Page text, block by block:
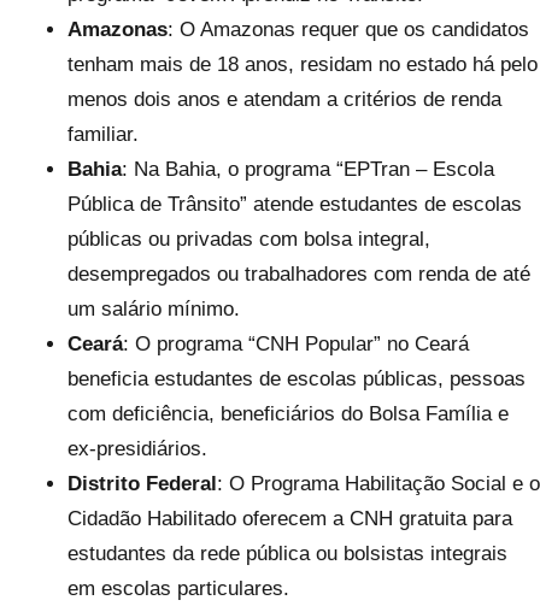
Amazonas: O Amazonas requer que os candidatos
tenham mais de 18 anos, residam no estado há pelo
menos dois anos e atendam a critérios de renda
familiar.
Bahia: Na Bahia, o programa “EPTran – Escola
Pública de Trânsito” atende estudantes de escolas
públicas ou privadas com bolsa integral,
desempregados ou trabalhadores com renda de até
um salário mínimo.
Ceará: O programa “CNH Popular” no Ceará
beneficia estudantes de escolas públicas, pessoas
com deficiência, beneficiários do Bolsa Família e
ex-presidiários.
Distrito Federal : O Programa Habilitação Social e o
Cidadão Habilitado oferecem a CNH gratuita para
estudantes da rede pública ou bolsistas integrais
em escolas particulares.